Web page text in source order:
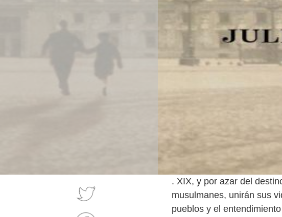
. XIX, y por azar del
musulmanes, unirán sus
pueblos y el